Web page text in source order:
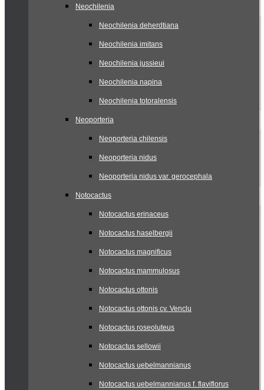
Neochilenia
Neochilenia deherdtiana
Neochilenia imitans
Neochilenia jussieui
Neochilenia napina
Neochilenia totoralensis
Neoporteria
Neoporteria chilensis
Neoporteria nidus
Neoporteria nidus var. gerocephala
Notocactus
Notocactus erinaceus
Notocactus haselbergii
Notocactus magnificus
Notocactus mammulosus
Notocactus ottonis
Notocactus ottonis cv. Venclu
Notocactus roseoluteus
Notocactus sellowii
Notocactus uebelmannianus
Notocactus uebelmannianus f. flaviflorus